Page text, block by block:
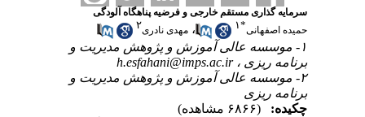
سرمایه گذاری مستقم خارجی و فرضیه پناهگاه آلودگی
حمیده اصفهانی*۱ ، مهدی نادری۲
۱- موسسه عالی آموزش و پژوهش مدیریت و
برنامه ریزی ،h.esfahani@imps.ac.ir
۲- موسسه عالی آموزش و پژوهش مدیریت و
برنامه ریزی
چکیده:
(۶۸۶۶ مشاهده)